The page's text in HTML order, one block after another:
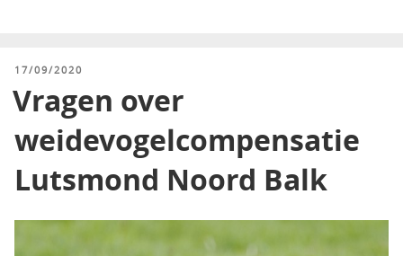
GEPLAATST
17/09/2020
Vragen over
weidevogelcompensatie
Lutsmond Noord Balk